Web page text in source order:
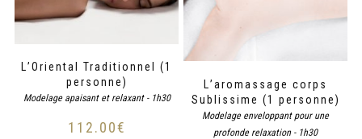
L’Oriental Traditionnel (1
personne)
Modelage apaisant et relaxant - 1h30
112.00€
L’aromassage corps
Sublissime (1 personne)
Modelage enveloppant pour une
profonde relaxation - 1h30